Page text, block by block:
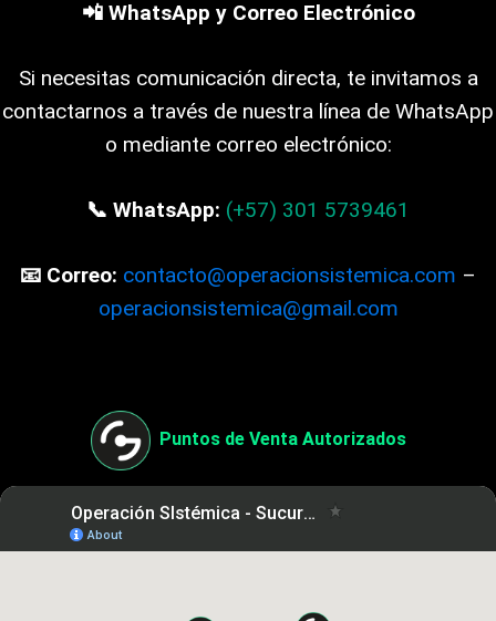
📲 WhatsApp y Correo Electrónico
Si necesitas comunicación directa, te invitamos a
contactarnos a través de nuestra línea de WhatsApp
o mediante correo electrónico:
📞 WhatsApp: (+57) 301 5739461
📧 Correo: contacto@operacionsistemica.com –
operacionsistemica@gmail.com
Puntos de Venta Autorizados